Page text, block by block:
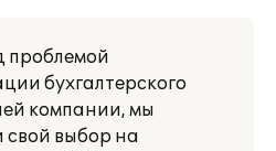
проблемой
бухгалтерского
компании, мы
свой выбор на